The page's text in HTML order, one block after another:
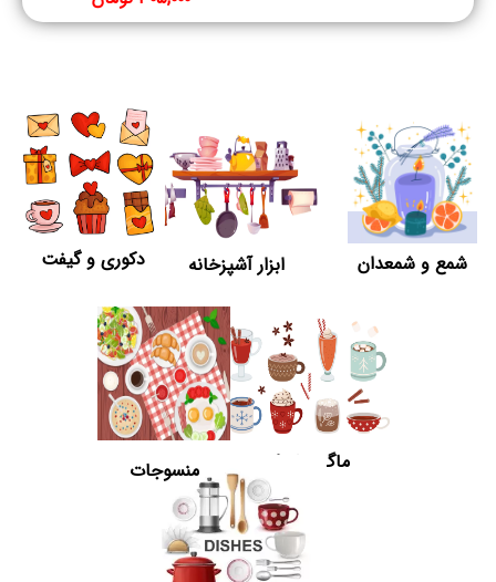
شمع و شمعدان ابزار آشپزخانه دکوری و گیفت
ماگ و لیوان منسوجات